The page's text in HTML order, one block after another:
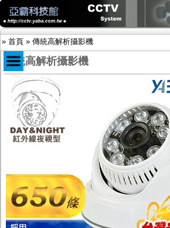
» 首頁 » 傳統高解析攝影機
商品目錄
限時促銷特惠專案
IP網路攝影機及錄放影機
AHD DVR數位錄放影機
AHD半球型(適用屋內)
AHD中小型紅外線攝影機(適用騎樓、室內外)
AHD防護罩型攝影機(適用屋外，紅外線照射
距離遠）
AHD特殊功能型攝影機
旋轉型攝影機.旋轉台
傳統高解析攝影機
鏡頭
傳統高解析攝影機